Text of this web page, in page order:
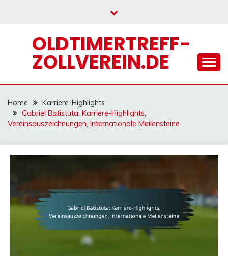
OLDTIMERTREFF-
ZOLLVEREIN.DE
Home
Karriere-Highlights
Gabriel Batistuta: Karriere-Highlights,
Vereinsauszeichnungen, internationale Meilensteine